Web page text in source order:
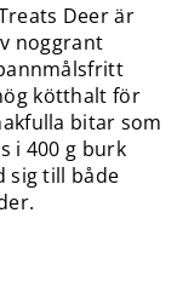
Deer är
noggrant
kötthalt för
bitar som
i 400 g burk
sig till både